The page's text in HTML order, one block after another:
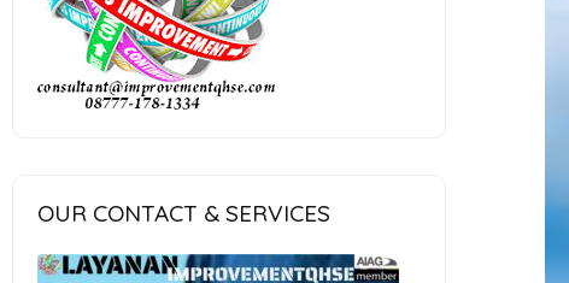
OUR CONTACT & SERVICES